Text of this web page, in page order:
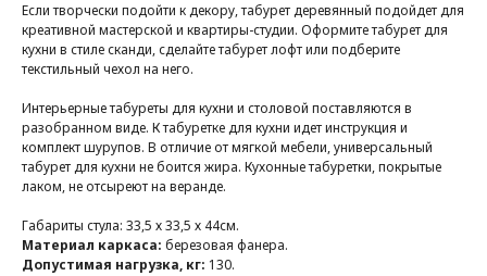
Если творчески подойти к декору, табурет деревянный подойдет для
креативной мастерской и квартиры-студии. Оформите табурет для
кухни в стиле сканди, сделайте табурет лофт или подберите
текстильный чехол на него.
Интерьерные табуреты для кухни и столовой поставляются в
разобранном виде. К табуретке для кухни идет инструкция и
комплект шурупов. В отличие от мягкой мебели, универсальный
табурет для кухни не боится жира. Кухонные табуретки, покрытые
лаком, не отсыреют на веранде.
Габариты стула: 33,5 х 33,5 х 44см.
Материал каркаса: березовая фанера.
Допустимая нагрузка, кг: 130.